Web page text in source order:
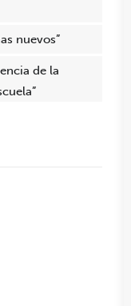
nuevos”
de la